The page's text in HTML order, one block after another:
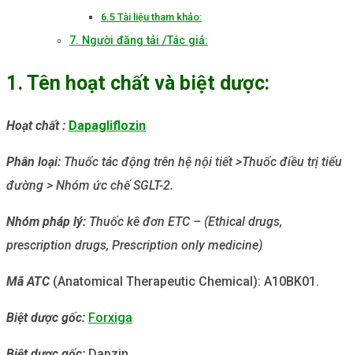
6.5 Tài liệu tham khảo:
7. Người đăng tải /Tác giả:
1. Tên hoạt chất và biệt dược:
Hoạt chất : Dapagliflozin
Phân loại: Thuốc tác động trên hệ nội tiết >Thuốc điều trị tiểu
đường > Nhóm ức chế SGLT-2.
Nhóm pháp lý: Thuốc kê đơn ETC – (Ethical drugs,
prescription drugs, Prescription only medicine)
Mã ATC (Anatomical Therapeutic Chemical): A10BK01.
Biệt dược gốc: Forxiga